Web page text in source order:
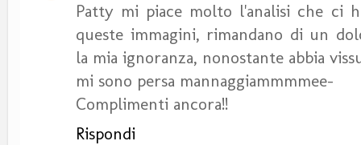
Patty mi piace molto l'analisi che ci
queste immagini, rimandano di un
la mia ignoranza, nonostante abbia
mi sono persa mannaggiammmmee-
Complimenti ancora!!
Rispondi